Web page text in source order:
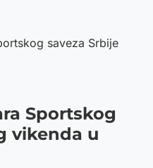
saveza Srbije
Sportskog
vikenda u